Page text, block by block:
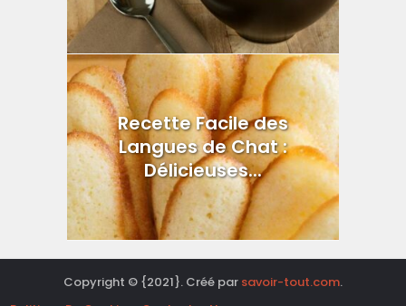
Recette Facile des
Langues de Chat :
Délicieuses...
Copyright © {2021}. Créé par savoir-tout.com.